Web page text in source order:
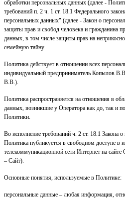
обработки персональных данных (далее -
требований п. 2 ч. 1 ст. 18.1 Федерального
персональных данных" (далее - Закон о
защиты прав и свобод человека и гражданина
данных, в том числе защиты прав на
семейную тайну.
Политика действует в отношении всех
индивидуальный предприниматель Копылов
В.В.).
Политика распространяется на отношения в
данных, возникшие у Оператора как до, так и
Политики.
Во исполнение требований ч. 2 ст. 18.1 Закона
Политика публикуется в свободном доступе в
телекоммуникационной сети Интернет на сайте
– Сайт).
Основные понятия, используемые в Политике:
персональные данные – любая информация,